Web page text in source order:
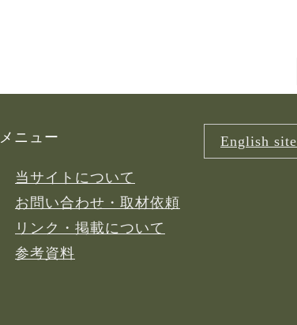
メニュー
当サイトについて
お問い合わせ・取材依頼
リンク・掲載について
参考資料
English site